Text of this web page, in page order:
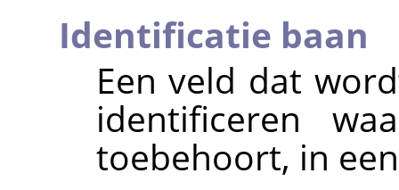
Identificatie baan
Een veld dat
identificeren
toebehoort, in